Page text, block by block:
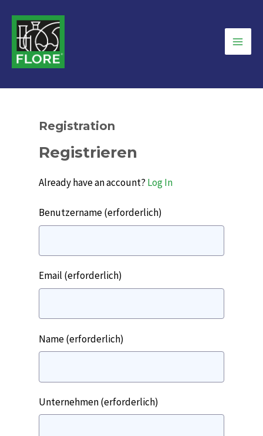
Inhalt
springen
Main
Registration
Registrieren
Already have an account? Log In
Benutzername(erforderlich)
Email (erforderlich)
Name(erforderlich)
Unternehmen(erforderlich)